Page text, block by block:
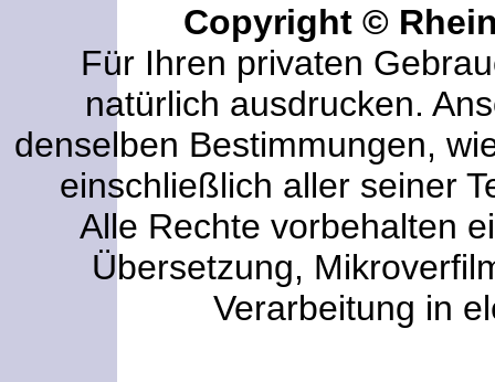
Copyright ©
Für Ihren privaten
natürlich ausdrucken.
denselben Bestimmungen,
einschließlich aller seiner
Alle Rechte vorbehalten
Übersetzung,
Verarbeitung in